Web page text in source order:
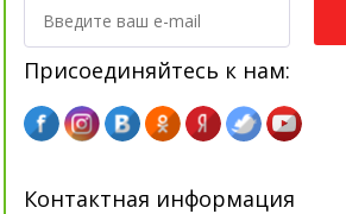
Присоединяйтесь к нам:
Контактная информация